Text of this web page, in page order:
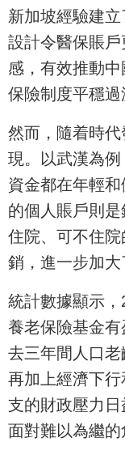
新加坡經驗建
設計令醫保賬
感，有效推動
保險制度平穩過
然而，隨着時
現。以武漢為
資金都在年輕
的個人賬戶則
住院、可不住
銷，進一步加大
統計數據顯示
養老保險基金
去三年間人口老
再加上經濟下
支的財政壓力
面對難以為繼的